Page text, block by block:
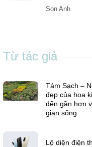
Son Anh
Từ tác giả
Tám Sạch –
đẹp của hoa
đến gần hơn
gian sống
Lộ diện điện